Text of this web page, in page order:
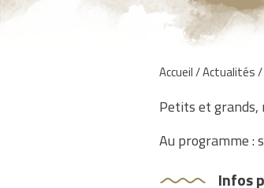
Accueil/Actualités/
Petits et grands,
Au programme :
Infos